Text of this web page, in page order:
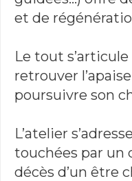
et de
Le tout
retrouver
poursuivre son
L’atelier
touchées par un
décès d’un être